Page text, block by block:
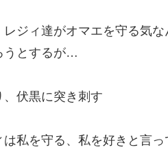
ジィ達がオマエを守る気
うとするが…
伏黒に突き刺す
私を守る、私を好きと言っ